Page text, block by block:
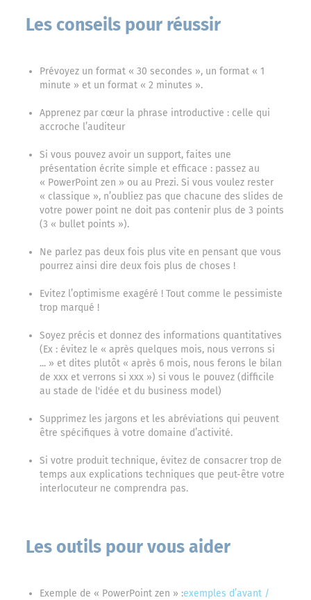
Les conseils pour réussir
Prévoyez un format « 30 secondes », un format « 1
minute » et un format « 2 minutes ».
Apprenez par cœur la phrase introductive : celle qui
accroche l’auditeur
Si vous pouvez avoir un support, faites une
présentation écrite simple et efficace : passez au
« PowerPoint zen » ou au Prezi. Si vous voulez rester
« classique », n’oubliez pas que chacune des slides de
votre power point ne doit pas contenir plus de 3 points
(3 « bullet points »).
Ne parlez pas deux fois plus vite en pensant que vous
pourrez ainsi dire deux fois plus de choses !
Evitez l’optimisme exagéré ! Tout comme le pessimiste
trop marqué !
Soyez précis et donnez des informations quantitatives
(Ex : évitez le « après quelques mois, nous verrons si
... » et dites plutôt « après 6 mois, nous ferons le bilan
de xxx et verrons si xxx ») si vous le pouvez (difficile
au stade de l'idée et du business model)
Supprimez les jargons et les abréviations qui peuvent
être spécifiques à votre domaine d’activité.
Si votre produit technique, évitez de consacrer trop de
temps aux explications techniques que peut-être votre
interlocuteur ne comprendra pas.
Les outils pour vous aider
Exemple de « PowerPoint zen » :exemples d’avant /